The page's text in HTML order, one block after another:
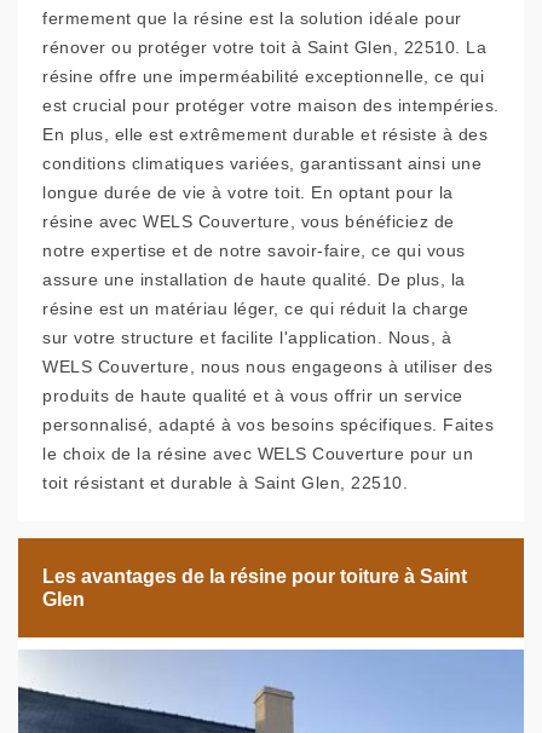
fermement que la résine est la solution idéale pour
rénover ou protéger votre toit à Saint Glen, 22510. La
résine offre une imperméabilité exceptionnelle, ce qui
est crucial pour protéger votre maison des intempéries.
En plus, elle est extrêmement durable et résiste à des
conditions climatiques variées, garantissant ainsi une
longue durée de vie à votre toit. En optant pour la
résine avec WELS Couverture, vous bénéficiez de
notre expertise et de notre savoir-faire, ce qui vous
assure une installation de haute qualité. De plus, la
résine est un matériau léger, ce qui réduit la charge
sur votre structure et facilite l'application. Nous, à
WELS Couverture, nous nous engageons à utiliser des
produits de haute qualité et à vous offrir un service
personnalisé, adapté à vos besoins spécifiques. Faites
le choix de la résine avec WELS Couverture pour un
toit résistant et durable à Saint Glen, 22510.
Les avantages de la résine pour toiture à Saint
Glen